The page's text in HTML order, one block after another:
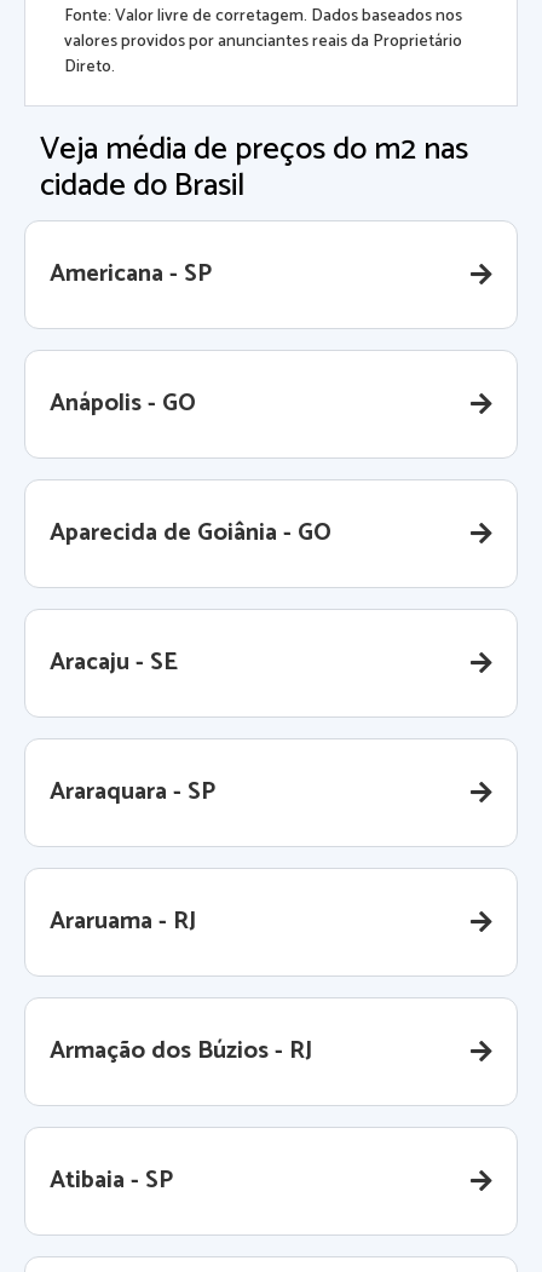
Fonte: Valor livre de corretagem. Dados baseados nos
valores providos por anunciantes reais da Proprietário
Direto.
Veja média de preços do m2 nas
cidade do Brasil
Americana - SP
Anápolis - GO
Aparecida de Goiânia - GO
Aracaju - SE
Araraquara - SP
Araruama - RJ
Armação dos Búzios - RJ
Atibaia - SP